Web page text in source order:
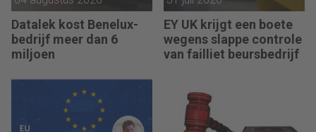
Datalek kost Benelux-
bedrijf meer dan 6
miljoen
EY UK krijgt een boete
wegens slappe controle
van failliet beursbedrijf